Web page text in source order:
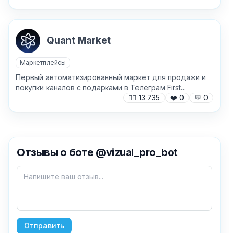
Как добавить бота?
Quant Market
Маркетплейсы
Первый автоматизированный маркет для продажи и
покупки каналов с подарками в Телеграм First...
🙍‍♂️ 13 735 ❤️ 0 💬 0
Отзывы о боте @vizual_pro_bot
Отправить